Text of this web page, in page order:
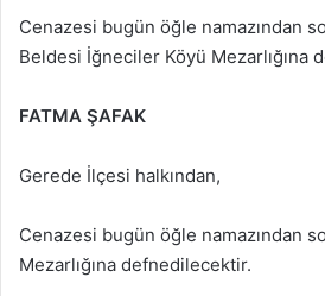
Cenazesi bugün öğle namazından
Beldesi İğneciler Köyü Mezarlığına
FATMA ŞAFAK
Gerede İlçesi halkından,
Cenazesi bugün öğle namazından
Mezarlığına defnedilecektir.